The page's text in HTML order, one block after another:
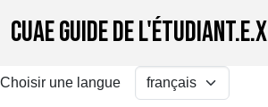
CUAE GUIDE DE L'ÉTUDIANT.E.X
Choisir une langue